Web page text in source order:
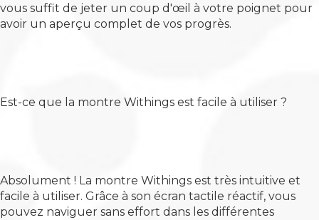
vous suffit de jeter un coup d'œil à votre poignet pour
avoir un aperçu complet de vos progrès.
Est-ce que la montre Withings est facile à utiliser ?
Absolument ! La montre Withings est très intuitive et
facile à utiliser. Grâce à son écran tactile réactif, vous
pouvez naviguer sans effort dans les différentes